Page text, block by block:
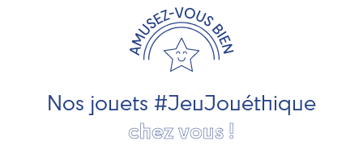
les jeux et jouets en bois de qualité et engagés dans le
développement durable. Ils nous fabriquent des jouets
pour les jeunes enfants, des jeux d'éveil, des jeux de
société, des jouets d'imitation, des jeux de plein air, ... et
Nos jouets #JeuJouéthique
chez vous !